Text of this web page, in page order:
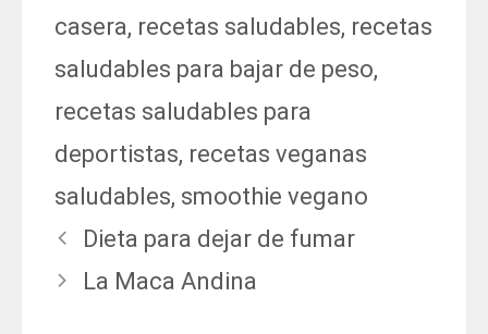
casera, recetas saludables, recetas
saludables para bajar de peso,
recetas saludables para
deportistas, recetas veganas
saludables, smoothie vegano
Dieta para dejar de fumar
La Maca Andina